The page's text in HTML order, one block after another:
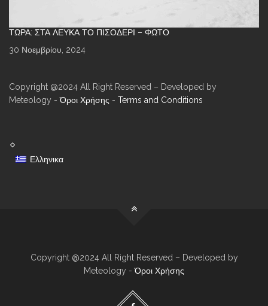
ΤΏΡΑ: ΣΤΑ ΛΕΥΚΆ ΤΟ ΠΙΣΟΔΈΡΙ – ΦΩΤΌ
30 Νοεμβρίου, 2024
Copyright @2024 All Right Reserved – Developed by
Meteology -Όροι Χρήσης - Terms and Conditions
Ελληνικα
Copyright @2024 All Right Reserved – Developed by
Meteology -Όροι Χρήσης